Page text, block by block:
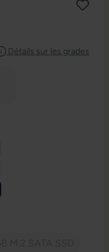
Détails sur les grades